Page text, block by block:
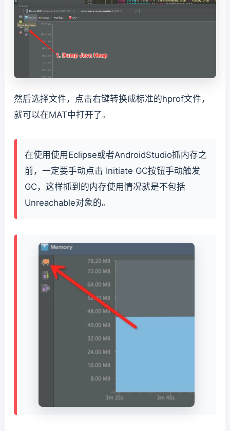
然后选择文件，点击右键转换成标准的hprof文件，
就可以在MAT中打开了。
在使用使用Eclipse或者AndroidStudio抓内存之
前，一定要手动点击 Initiate GC按钮手动触发
GC，这样抓到的内存使用情况就是不包括
Unreachable对象的。